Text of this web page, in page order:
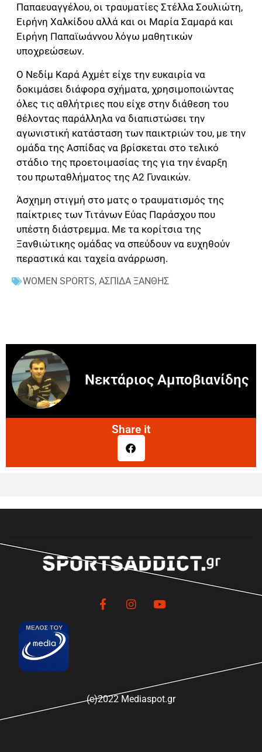
Παπαευαγγέλου, οι τραυματίες Στέλλα Σουλιώτη,
Ειρήνη Χαλκίδου αλλά και οι Μαρία Σαμαρά και
Ειρήνη Παπαϊωάννου λόγω μαθητικών
υποχρεώσεων.
Ο Νεδίμ Καρά Αχμέτ είχε την ευκαιρία να
δοκιμάσει διάφορα σχήματα, χρησιμοποιώντας
όλες τις αθλήτριες που είχε στην διάθεση του
θέλοντας παράλληλα να διαπιστώσει την
αγωνιστική κατάσταση των παικτριών του, με την
ομάδα της Ασπίδας να βρίσκεται στο τελικό
στάδιο της προετοιμασίας της για την έναρξη
του πρωταθλήματος της Α2 Γυναικών.
Άσχημη στιγμή στο ματς ο τραυματισμός της
παίκτριες των Τιτάνων Εύας Παράσχου που
υπέστη διάστρεμμα. Με τα κορίτσια της
Ξανθιώτικης ομάδας να σπεύδουν να ευχηθούν
περαστικά και ταχεία ανάρρωση.
WOMEN SPORTS, ΑΣΠΙΔΑ ΞΑΝΘΗΣ
Νεκτάριος Αμποβιανίδης
Share it
(c)2022 Mediaspot.gr